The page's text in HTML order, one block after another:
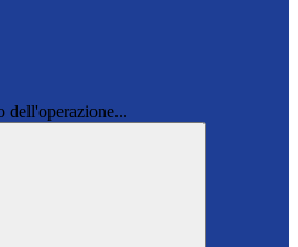
dell'operazione...